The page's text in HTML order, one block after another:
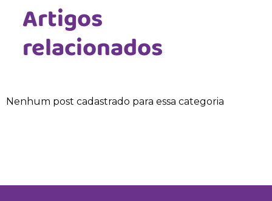
Artigos
relacionados
Nenhum post cadastrado para essa categoria